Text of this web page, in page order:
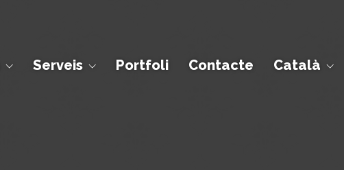
Serveis Portfoli Contacte Català